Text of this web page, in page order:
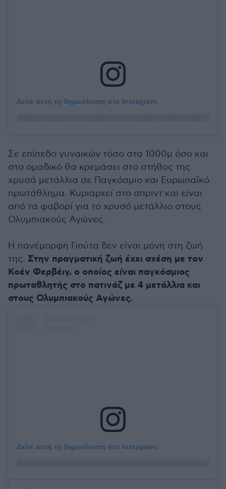
Δείτε αυτή τη δημοσίευση στο Instagram.
Σε επίπεδο γυναικών τόσο στα 1000μ όσο και
στο ομαδικό θα κρεμάσει στο στήθος της
χρυσά μετάλλια σε Παγκόσμιο και Ευρωπαϊκό
πρωτάθλημα. Κυριαρχεί στο σπριντ και είναι
από τα φαβορί για το χρυσό μετάλλιο στους
Ολυμπιακούς Αγώνες.
Η πανέμορφη Γιούτα δεν είναι μόνη στη ζωή
της. Στην πραγματική ζωή έχει σχέση με τον
Κοέν Φερβέιγ, ο οποίος είναι παγκόσμιος
πρωταθλητής στο πατινάζ με 4 μετάλλια και
στους Ολυμπιακούς Αγώνες.
Δείτε αυτή τη δημοσίευση στο Instagram.